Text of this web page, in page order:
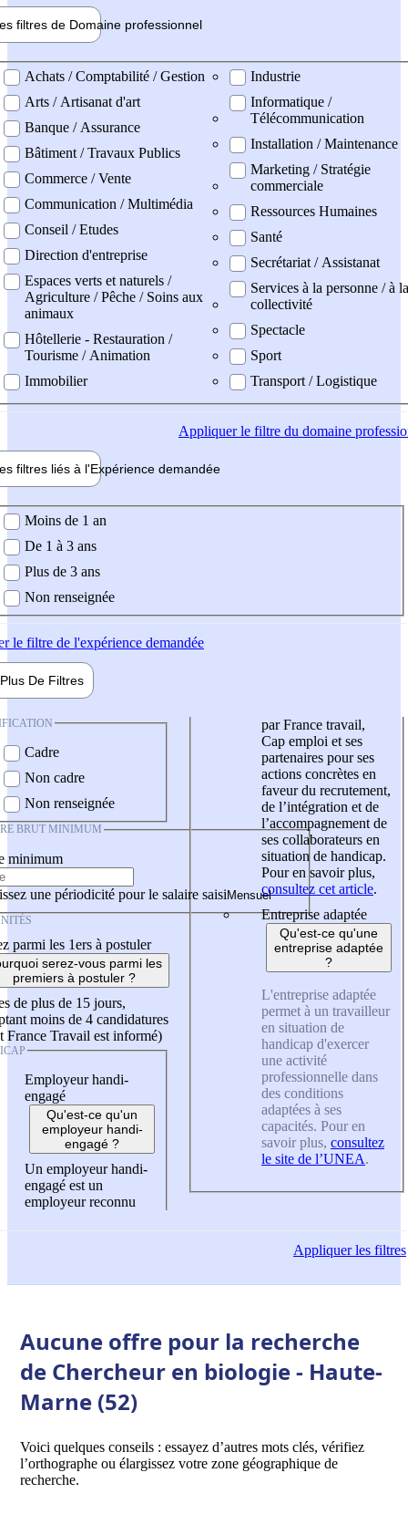
filtres de Domaine professionnel
professionel
Achats / Comptabilité / Gestion
Arts / Artisanat d'art
Banque / Assurance
Bâtiment / Travaux Publics
Commerce / Vente
Communication / Multimédia
Conseil / Etudes
Direction d'entreprise
Espaces verts et naturels /
Agriculture / Pêche / Soins aux
animaux
Hôtellerie - Restauration /
Tourisme / Animation
Immobilier
Industrie
Informatique /
Télécommunication
Installation / Maintenance
Marketing / Stratégie
commerciale
Ressources Humaines
Santé
Secrétariat / Assistanat
Services à la personne / à la
collectivité
Spectacle
Sport
Transport / Logistique
Appliquerle filtre du domaine
filtres liés à l'Expérience demandée
demandée
Moins de 1 an
De 1 à 3 ans
Plus de 3 ans
Non renseignée
le filtre de l'expérience demandée
Plus De Filtres
Cadre
Non cadre
Non renseignée
BRUT MINIMUM
minimum
une périodicité pour le salaire saisi
parmi les 1ers à postuler
serez-vous parmi les
premiers à postuler ?
de plus de 15 jours,
moins de 4 candidatures
France Travail est informé)
Employeur handi-
engagé
Qu'est-ce qu'un
employeur handi-
engagé ?
Un employeur handi-
engagé est un
employeur reconnu
par France travail,
Cap emploi et ses
partenaires pour ses
actions concrètes en
faveur du recrutement,
de l’intégration et de
l’accompagnement de
ses collaborateurs en
situation de handicap.
Pour en savoir plus,
consultez cet article.
Entreprise adaptée
Qu'est-ce qu'une
entreprise adaptée
?
L'entreprise adaptée
permet à un travailleur
en situation de
handicap d'exercer
une activité
professionnelle dans
des conditions
adaptées à ses
capacités. Pour en
savoir plus, consultez
le site de l’UNEA.
Appliquerles filtres
Aucune offre pour la recherche
de Chercheur en biologie - Haute-
Marne (52)
Voici quelques conseils : essayez d’autres mots clés, vérifiez
l’orthographe ou élargissez votre zone géographique de
recherche.